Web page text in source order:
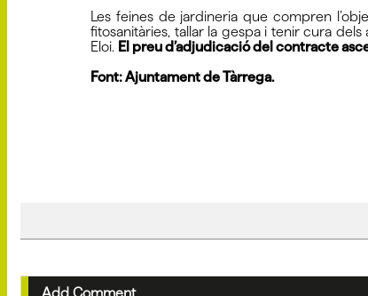
Les feines de jardineria que compren
fitosanitàries, tallar la gespa i tenir cura
Eloi. El preu d’adjudicació del contracte
Font: Ajuntament de Tàrrega.
Add Comment